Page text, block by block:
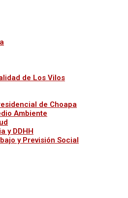
de Los Vilos
de Choapa
Ambiente
y DDHH
y Previsión Social